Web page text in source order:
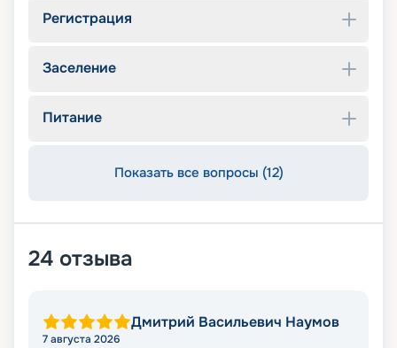
Регистрация
Заселение
Питание
Показать все вопросы (12)
24 отзыва
Дмитрий Васильевич Наумов
7 августа 2026